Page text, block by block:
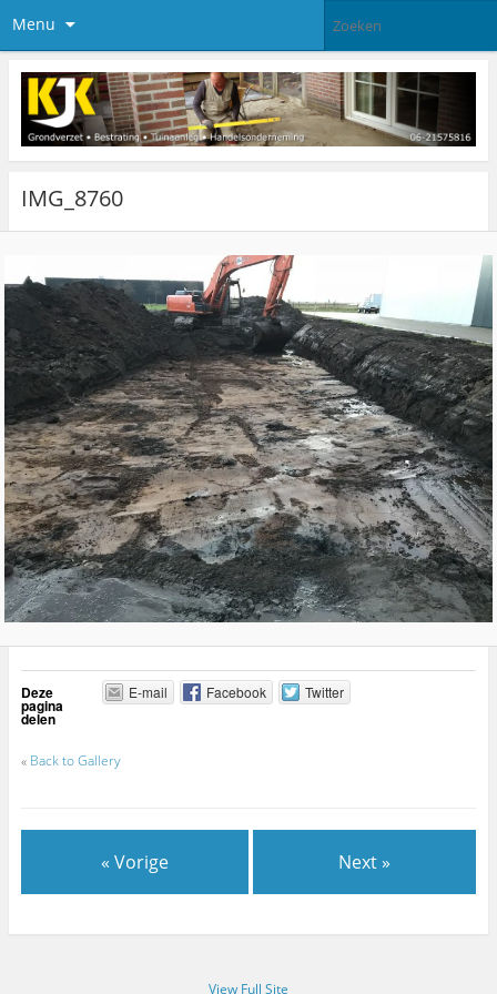
Menu
IMG_8760
Deze
pagina
delen
E-mail Facebook Twitter
« Back to Gallery
« Vorige Next »
View Full Site